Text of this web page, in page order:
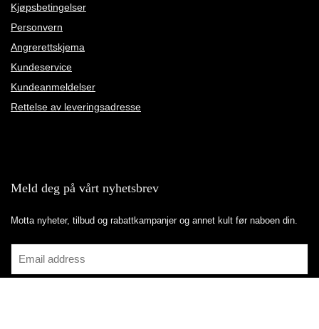
Kjøpsbetingelser
Personvern
Angrerettskjema
Kundeservice
Kundeanmeldelser
Rettelse av leveringsadresse
Meld deg på vårt nyhetsbrev
Motta nyheter, tilbud og rabattkampanjer og annet kult før naboen din.